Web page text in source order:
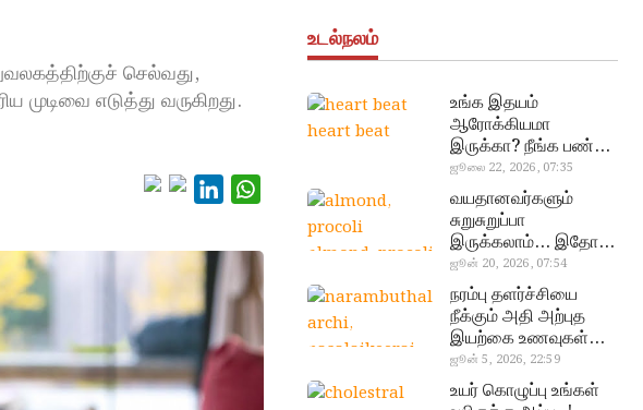
செல்வது,
எடுத்து வருகிறது.
உடல்நலம்
heart beat
உங்க இதயம்
ஆரோக்கியமா
இருக்கா? நீங்க பண்ண
வேண்டிய எளிய 5
டெஸ்ட்!
ஜூலை 22, 2026, 07:35
almond, procoli
வயதானவர்களும்
சுறுசுறுப்பா
இருக்கலாம்… இதோ
சூப்பர் உணவுகள்!
ஜூன் 20, 2026, 07:54
narambuthalar
chi,
நரம்பு தளர்ச்சியை
நீக்கும் அதி அற்புத
இயற்கை உணவுகள்…
தவற விட்டுறாதீங்க!
ஜூன் 5, 2026, 22:59
உயர் கொழுப்பு உங்கள்